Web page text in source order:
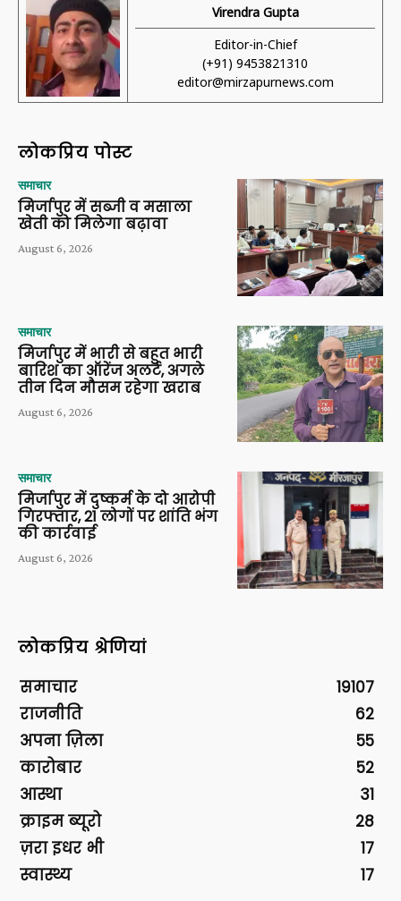
Virendra Gupta
Editor-in-Chief
(+91) 9453821310
editor@mirzapurnews.com
लोकप्रिय पोस्ट
समाचार
मिर्जापुर में सब्जी व मसाला
खेती को मिलेगा बढ़ावा
August 6, 2026
समाचार
मिर्जापुर में भारी से बहुत भारी
बारिश का ऑरेंज अलर्ट, अगले
तीन दिन मौसम रहेगा खराब
August 6, 2026
समाचार
मिर्जापुर में दुष्कर्म के दो आरोपी
गिरफ्तार, 21 लोगों पर शांति भंग
की कार्रवाई
August 6, 2026
लोकप्रिय श्रेणियां
समाचार
19107
राजनीति
62
अपना ज़िला
55
कारोबार
52
आस्था
31
क्राइम ब्यूरो
28
ज़रा इधर भी
17
स्वास्थ्य
17